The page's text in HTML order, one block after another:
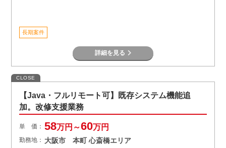
長期案件
詳細を見る
CLOSE
【Java・フルリモート可】既存システム機能追
加。改修支援業務
単 価： 58万円～60万円
勤務地： 大阪市 本町 心斎橋エリア